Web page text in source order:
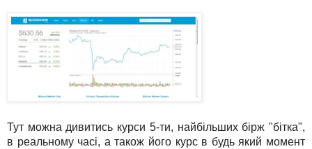
Тут можна дивитись курси 5-ти, найбільших бірж "бітка",
в реальному часі, а також його курс в будь який момент